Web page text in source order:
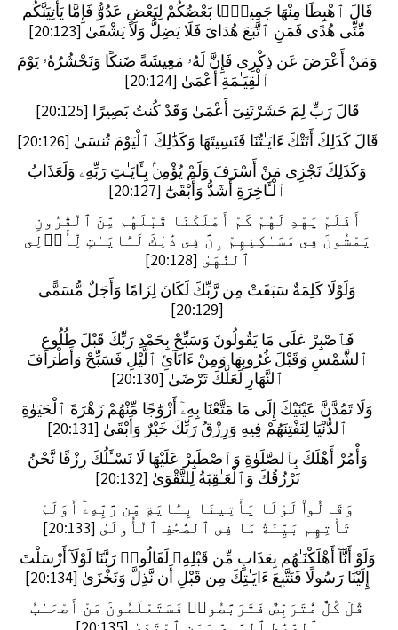
قَالَ ٱهْبِطَا مِنْهَا جَمِيعًۢا بَعْضُكُمْ لِبَعْضٍ عَدُوٌّ فَإِمَّا يَأْتِيَنَّكُم
مِّنِّى هُدًى فَمَنِ ٱتَّبَعَ هُدَاىَ فَلَا يَضِلُّ وَلَا يَشْقَىٰ [20:123]
وَمَنْ أَعْرَضَ عَن ذِكْرِى فَإِنَّ لَهُۥ مَعِيشَةً ضَنكًا وَنَحْشُرُهُۥ يَوْمَ
ٱلْقِيَـٰمَةِ أَعْمَىٰ [20:124]
قَالَ رَبِّ لِمَ حَشَرْتَنِىٓ أَعْمَىٰ وَقَدْ كُنتُ بَصِيرًا [20:125]
قَالَ كَذَٰلِكَ أَتَتْكَ ءَايَـٰتُنَا فَنَسِيتَهَا وَكَذَٰلِكَ ٱلْيَوْمَ تُنسَىٰ [20:126]
وَكَذَٰلِكَ نَجْزِى مَنْ أَسْرَفَ وَلَمْ يُؤْمِنۢ بِـَٔايَـٰتِ رَبِّهِۦ وَلَعَذَابُ
ٱلْـَٔاخِرَةِ أَشَدُّ وَأَبْقَىٰٓ [20:127]
أَفَلَمْ يَهْدِ لَهُمْ كَمْ أَهْلَكْنَا قَبْلَهُم مِّنَ ٱلْقُرُونِ
يَمْشُونَ فِى مَسَـٰكِنِهِمْ إِنَّ فِى ذَٰلِكَ لَـَٔايَـٰتٍ لِّأُو۟لِى
ٱلنُّهَىٰ [20:128]
وَلَوْلَا كَلِمَةٌ سَبَقَتْ مِن رَّبِّكَ لَكَانَ لِزَامًا وَأَجَلٌ مُّسَمًّى
[20:129]
فَٱصْبِرْ عَلَىٰ مَا يَقُولُونَ وَسَبِّحْ بِحَمْدِ رَبِّكَ قَبْلَ طُلُوعِ
ٱلشَّمْسِ وَقَبْلَ غُرُوبِهَا وَمِنْ ءَانَآئِ ٱلَّيْلِ فَسَبِّحْ وَأَطْرَافَ
ٱلنَّهَارِ لَعَلَّكَ تَرْضَىٰ [20:130]
وَلَا تَمُدَّنَّ عَيْنَيْكَ إِلَىٰ مَا مَتَّعْنَا بِهِۦٓ أَزْوَٰجًا مِّنْهُمْ زَهْرَةَ ٱلْحَيَوٰةِ
ٱلدُّنْيَا لِنَفْتِنَهُمْ فِيهِ وَرِزْقُ رَبِّكَ خَيْرٌ وَأَبْقَىٰ [20:131]
وَأْمُرْ أَهْلَكَ بِٱلصَّلَوٰةِ وَٱصْطَبِرْ عَلَيْهَا لَا نَسْـَٔلُكَ رِزْقًا نَّحْنُ
نَرْزُقُكَ وَٱلْعَـٰقِبَةُ لِلتَّقْوَىٰ [20:132]
وَقَالُوا۟ لَوْلَا يَأْتِينَا بِـَٔايَةٍ مِّن رَّبِّهِۦٓ أَوَلَمْ
تَأْتِهِم بَيِّنَةُ مَا فِى ٱلصُّحُفِ ٱلْأُولَىٰ [20:133]
وَلَوْ أَنَّآ أَهْلَكْنَـٰهُم بِعَذَابٍ مِّن قَبْلِهِۦ لَقَالُوا۟ رَبَّنَا لَوْلَآ أَرْسَلْتَ
إِلَيْنَا رَسُولًا فَنَتَّبِعَ ءَايَـٰتِكَ مِن قَبْلِ أَن نَّذِلَّ وَنَخْزَىٰ [20:134]
قُلْ كُلٌّ مُّتَرَبِّصٌ فَتَرَبَّصُوا۟ فَسَتَعْلَمُونَ مَنْ أَصْحَـٰبُ